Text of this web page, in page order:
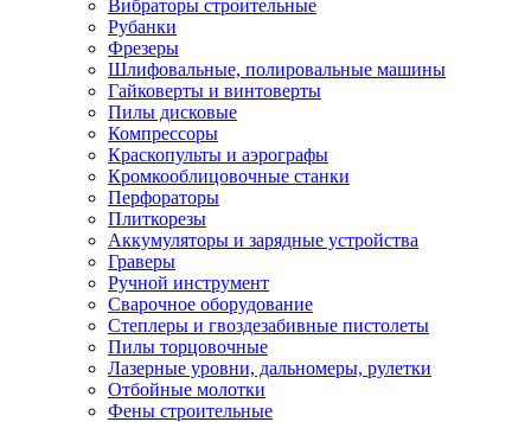
Вибраторы строительные
Рубанки
Фрезеры
Шлифовальные, полировальные машины
Гайковерты и винтоверты
Пилы дисковые
Компрессоры
Краскопульты и аэрографы
Кромкооблицовочные станки
Перфораторы
Плиткорезы
Аккумуляторы и зарядные устройства
Граверы
Ручной инструмент
Сварочное оборудование
Степлеры и гвоздезабивные пистолеты
Пилы торцовочные
Лазерные уровни, дальномеры, рулетки
Отбойные молотки
Фены строительные